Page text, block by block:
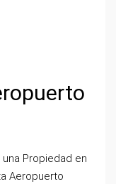
Propiedad en
Aeropuerto